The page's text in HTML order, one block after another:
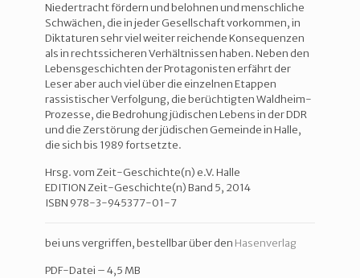
Niedertracht fördern und belohnen und menschliche
Schwächen, die in jeder Gesellschaft vorkommen, in
Diktaturen sehr viel weiter reichende Konsequenzen
als in rechtssicheren Verhältnissen haben. Neben den
Lebensgeschichten der Protagonisten erfährt der
Leser aber auch viel über die einzelnen Etappen
rassistischer Verfolgung, die berüchtigten Waldheim-
Prozesse, die Bedrohung jüdischen Lebens in der DDR
und die Zerstörung der jüdischen Gemeinde in Halle,
die sich bis 1989 fortsetzte.
Hrsg. vom Zeit-Geschichte(n) e.V. Halle
EDITION Zeit-Geschichte(n) Band 5, 2014
ISBN 978-3-945377-01-7
bei uns vergriffen, bestellbar über den Hasenverlag
PDF-Datei – 4,5 MB